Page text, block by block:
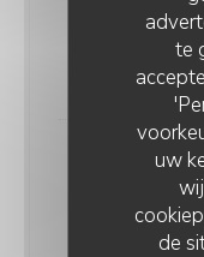
te
uw
de
Coupe de
Kir
LE